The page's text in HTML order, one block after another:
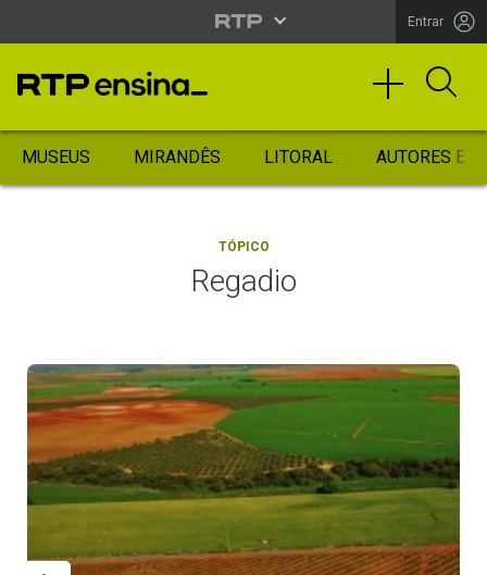
Entrar
MUSEUS MIRANDÊS LITORAL AUTORES
TÓPICO
Regadio